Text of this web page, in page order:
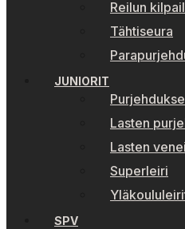
Reilun
Tähtiseura
JUNIORIT
Lasten
Lasten
Superleiri
SPV